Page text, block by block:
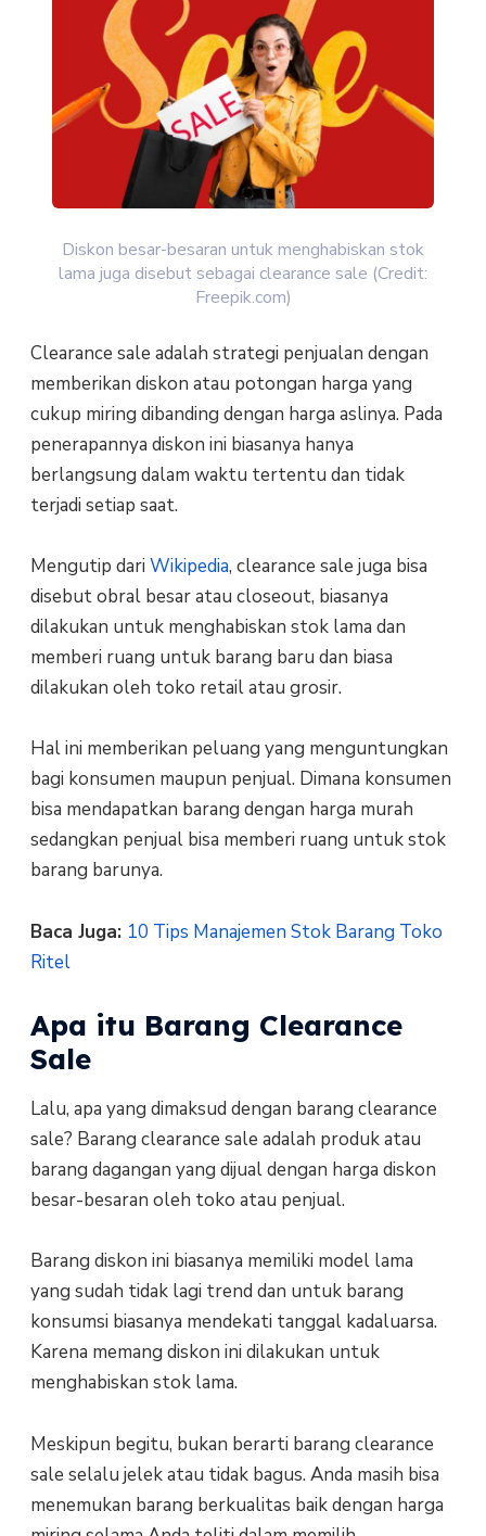
Diskon besar-besaran untuk menghabiskan stok
lama juga disebut sebagai clearance sale (Credit:
Freepik.com)
Clearance sale adalah strategi penjualan dengan
memberikan diskon atau potongan harga yang
cukup miring dibanding dengan harga aslinya. Pada
penerapannya diskon ini biasanya hanya
berlangsung dalam waktu tertentu dan tidak
terjadi setiap saat.
Mengutip dari Wikipedia, clearance sale juga bisa
disebut obral besar atau closeout, biasanya
dilakukan untuk menghabiskan stok lama dan
memberi ruang untuk barang baru dan biasa
dilakukan oleh toko retail atau grosir.
Hal ini memberikan peluang yang menguntungkan
bagi konsumen maupun penjual. Dimana konsumen
bisa mendapatkan barang dengan harga murah
sedangkan penjual bisa memberi ruang untuk stok
barang barunya.
Baca Juga: 10 Tips Manajemen Stok Barang Toko
Ritel
Apa itu Barang Clearance
Sale
Lalu, apa yang dimaksud dengan barang clearance
sale? Barang clearance sale adalah produk atau
barang dagangan yang dijual dengan harga diskon
besar-besaran oleh toko atau penjual.
Barang diskon ini biasanya memiliki model lama
yang sudah tidak lagi trend dan untuk barang
konsumsi biasanya mendekati tanggal kadaluarsa.
Karena memang diskon ini dilakukan untuk
menghabiskan stok lama.
Meskipun begitu, bukan berarti barang clearance
sale selalu jelek atau tidak bagus. Anda masih bisa
menemukan barang berkualitas baik dengan harga